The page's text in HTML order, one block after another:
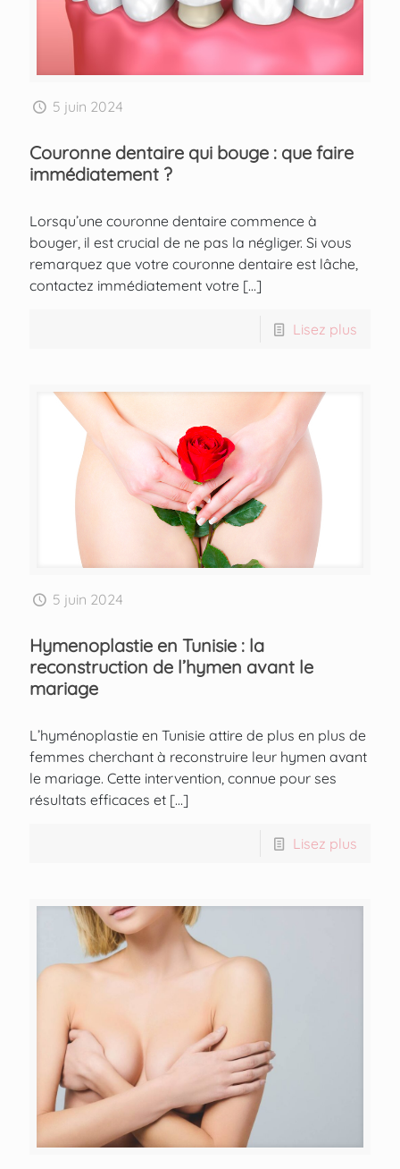
5 juin 2024
Couronne dentaire qui bouge : que faire
immédiatement ?
Lorsqu’une couronne dentaire commence à
bouger, il est crucial de ne pas la négliger. Si vous
remarquez que votre couronne dentaire est lâche,
contactez immédiatement votre […]
Lisez plus
5 juin 2024
Hymenoplastie en Tunisie : la
reconstruction de l’hymen avant le
mariage
L’hyménoplastie en Tunisie attire de plus en plus de
femmes cherchant à reconstruire leur hymen avant
le mariage. Cette intervention, connue pour ses
résultats efficaces et […]
Lisez plus